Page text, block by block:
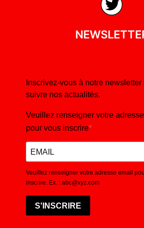
Inscrivez-vous à notre newsletter
suivre nos actualités.
Veuillez renseigner votre adresse
pour vous inscrire
Veuillez renseigner votre adresse email
inscrire. Ex. : abc@xyz.com
S'INSCRIRE